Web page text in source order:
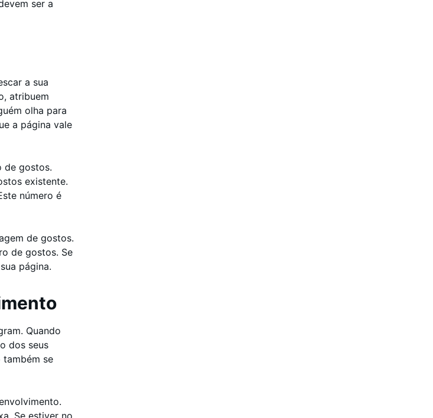
ser a
a sua
atribuem
olha para
a página vale
de gostos.
existente.
número é
de gostos.
de gostos. Se
página.
Quando
dos seus
também se
Se estiver no